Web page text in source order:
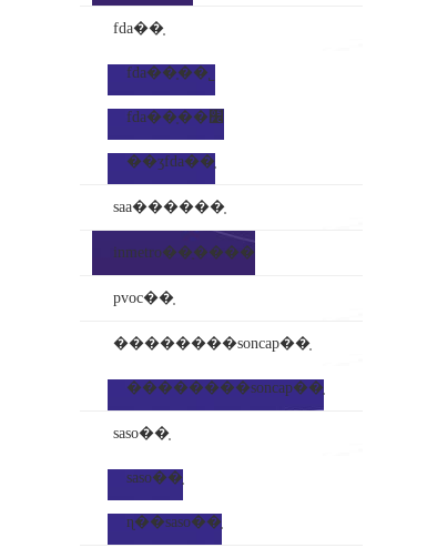
fda��֤
fda��֤��˾
fda��֤��׼
��ʒfda��֤
saa������֤
inmetro��֤����
pvoc��֤
��������soncap��֤
��������soncap��֤
saso��֤
saso��֤
ɳ��saso��֤